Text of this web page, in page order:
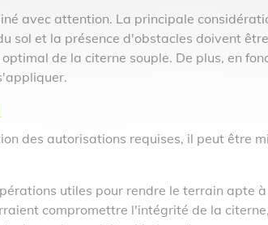
avec attention. La principale
sol et la présence d'obstacles doivent
de la citerne souple. De plus, en
des autorisations requises, il peut être
utiles pour rendre le terrain apte
compromettre l'intégrité de la